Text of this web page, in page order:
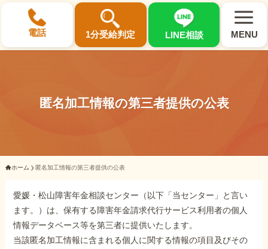
電話 1分受給判定 LINE相談 MENU
×
選ばれる3つの理由
初回相談料0円・受給後報酬型
サポート料金について
県内 No.1 の豊富な知識と経験
ご相談事例をみる
匿名加工情報の第三者提供の公表
ホーム 匿名加工情報の第三者提供の公表
愛媛・松山障害年金相談センター（以下「当センター」と言い
ます。）は、保有する障害年金請求代行サービス利用者の個人
情報データベース等を第三者に提供いたします。
当該匿名加工情報に含まれる個人に関する情報の項目及びその